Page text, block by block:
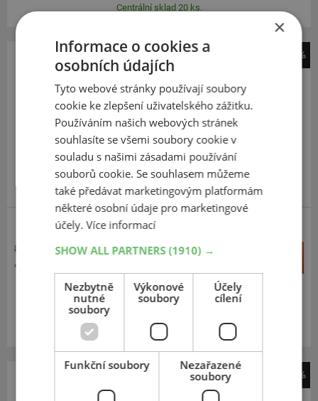
Centrální sklad 20 ks.
-48%
Michelin
Anakee Adventure
160
TL,R
DOPORUČUJEME
8 078 Kč
4 218 Kč
SKLADEM Expedujeme příští prac. den
Na prodejně v Opavě 2 ks.
Centrální sklad 20 ks.
-48%
×
Informace o cookies a
osobních údajích
Tyto webové stránky používají soubory
cookie ke zlepšení uživatelského zážitku.
Používáním našich webových stránek
souhlasíte se všemi soubory cookie v
souladu s našimi zásadami používání
souborů cookie. Se souhlasem můžeme
také předávat marketingovým platformám
některé osobní údaje pro marketingové
účely.Více informací
SHOW ALL PARTNERS(1910) →
Nezbytně
nutné
soubory
Výkonové
soubory
Účely
cílení
Funkční soubory
Nezařazené
soubory